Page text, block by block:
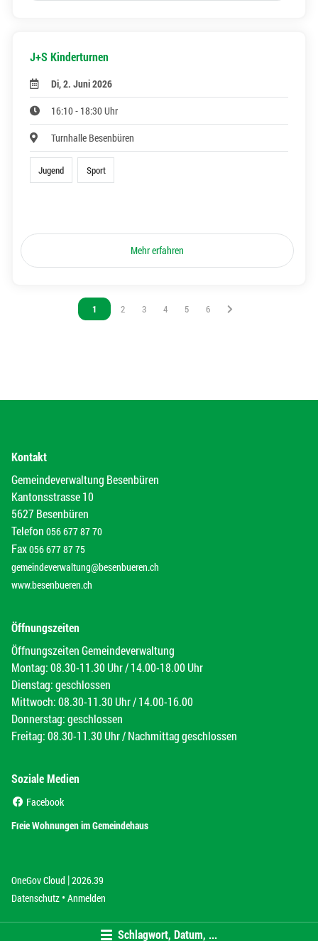
Schlagwort, Datum, ...
J+S Kinderturnen
Di, 2. Juni 2026
16:10 - 18:30 Uhr
Turnhalle Besenbüren
Jugend Sport
Mehr erfahren
Vous êtes sur la page
1 Vous êtes sur la page
2 Vous êtes sur la page
3 Vous êtes sur la page
4 Vous êtes sur la page
5 Vous êtes sur la page
6
Kontakt
Gemeindeverwaltung Besenbüren
Kantonsstrasse 10
5627 Besenbüren
Telefon 056 677 87 70
Fax056 677 87 75
gemeindeverwaltung@besenbueren.ch
www.besenbueren.ch
Öffnungszeiten
Öffnungszeiten Gemeindeverwaltung
Montag: 08.30-11.30 Uhr / 14.00-18.00 Uhr
Dienstag: geschlossen
Mittwoch: 08.30-11.30 Uhr / 14.00-16.00
Donnerstag: geschlossen
Freitag: 08.30-11.30 Uhr / Nachmittag geschlossen
Soziale Medien
Facebook
Freie Wohnungen im Gemeindehaus
OneGov Cloud (External Link)
|2026.39
Datenschutz (External Link)
Anmelden